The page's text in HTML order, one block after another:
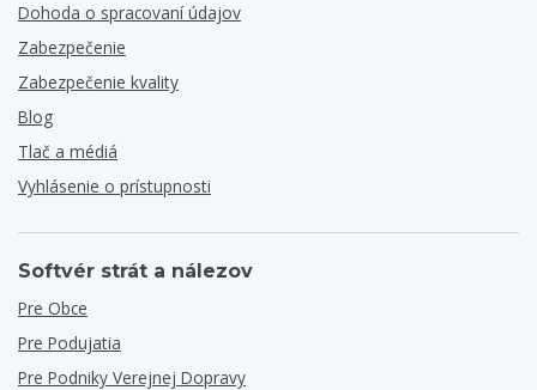
Dohoda o spracovaní údajov
Zabezpečenie
Zabezpečenie kvality
Blog
Tlač a médiá
Vyhlásenie o prístupnosti
Softvér strát a nálezov
Pre Obce
Pre Podujatia
Pre Podniky Verejnej Dopravy